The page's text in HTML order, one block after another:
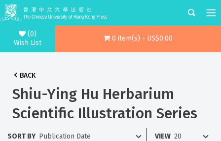
(0)
Wish List
0 item(s) - US$0.00
BACK
Shiu-Ying Hu Herbarium
Scientific Illustration Series
SORT BY VIEW